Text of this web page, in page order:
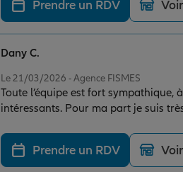
Prendre un RDV
Le 21/03/2026 - Agence FISMES
Toute l’équipe est fort sympathique,
intéressants. Pour ma part je suis
Dany C.
Prendre un RDV